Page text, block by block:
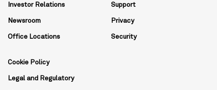
Investor Relations
Newsroom
Office Locations
Support
Privacy
Security
Cookie Policy
Legal and Regulatory